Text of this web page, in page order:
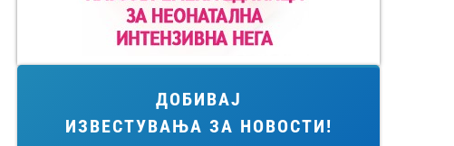
ДОБИВАЈ
ИЗВЕСТУВАЊА ЗА НОВОСТИ!